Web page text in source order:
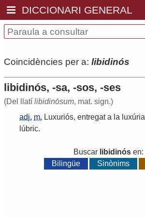
DICCIONARI GENERAL
Coincidències per a: libidinós
libidinós, -sa, -sos, -ses
(Del llatí libidinōsum, mat. sign.)
adj. m. Luxuriós, entregat a la luxúria
lúbric.
Buscar libidinósen:
Bilingüe
Sinònims